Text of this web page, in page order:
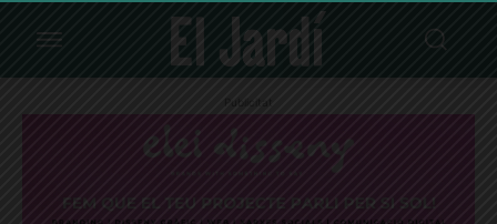
Publicitat